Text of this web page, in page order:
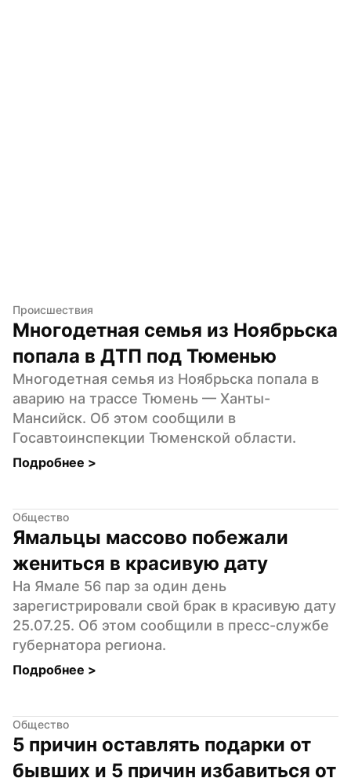
Происшествия
Многодетная семья из Ноябрьска
попала в ДТП под Тюменью
Многодетная семья из Ноябрьска попала в
аварию на трассе Тюмень — Ханты-
Мансийск. Об этом сообщили в
Госавтоинспекции Тюменской области.
Подробнее >
Общество
Ямальцы массово побежали
жениться в красивую дату
На Ямале 56 пар за один день
зарегистрировали свой брак в красивую дату
25.07.25. Об этом сообщили в пресс-службе
губернатора региона.
Подробнее >
Общество
5 причин оставлять подарки от
бывших и 5 причин избавиться от